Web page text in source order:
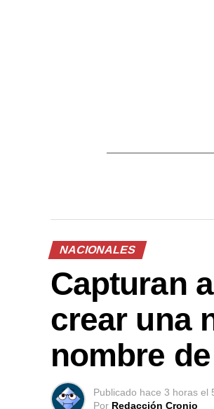
NACIONALES
Capturan
crear una
nombre
Publicado hace 3 horas el
Por Redacción Cronio